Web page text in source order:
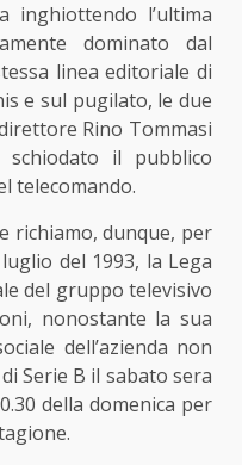
inghiottendo l’ultima
dominato dal
linea editoriale di
e sul pugilato, le due
Rino Tommasi
il pubblico
telecomando.
richiamo, dunque, per
del 1993, la Lega
del gruppo televisivo
nonostante la sua
dell’azienda non
Serie B il sabato sera
della domenica per